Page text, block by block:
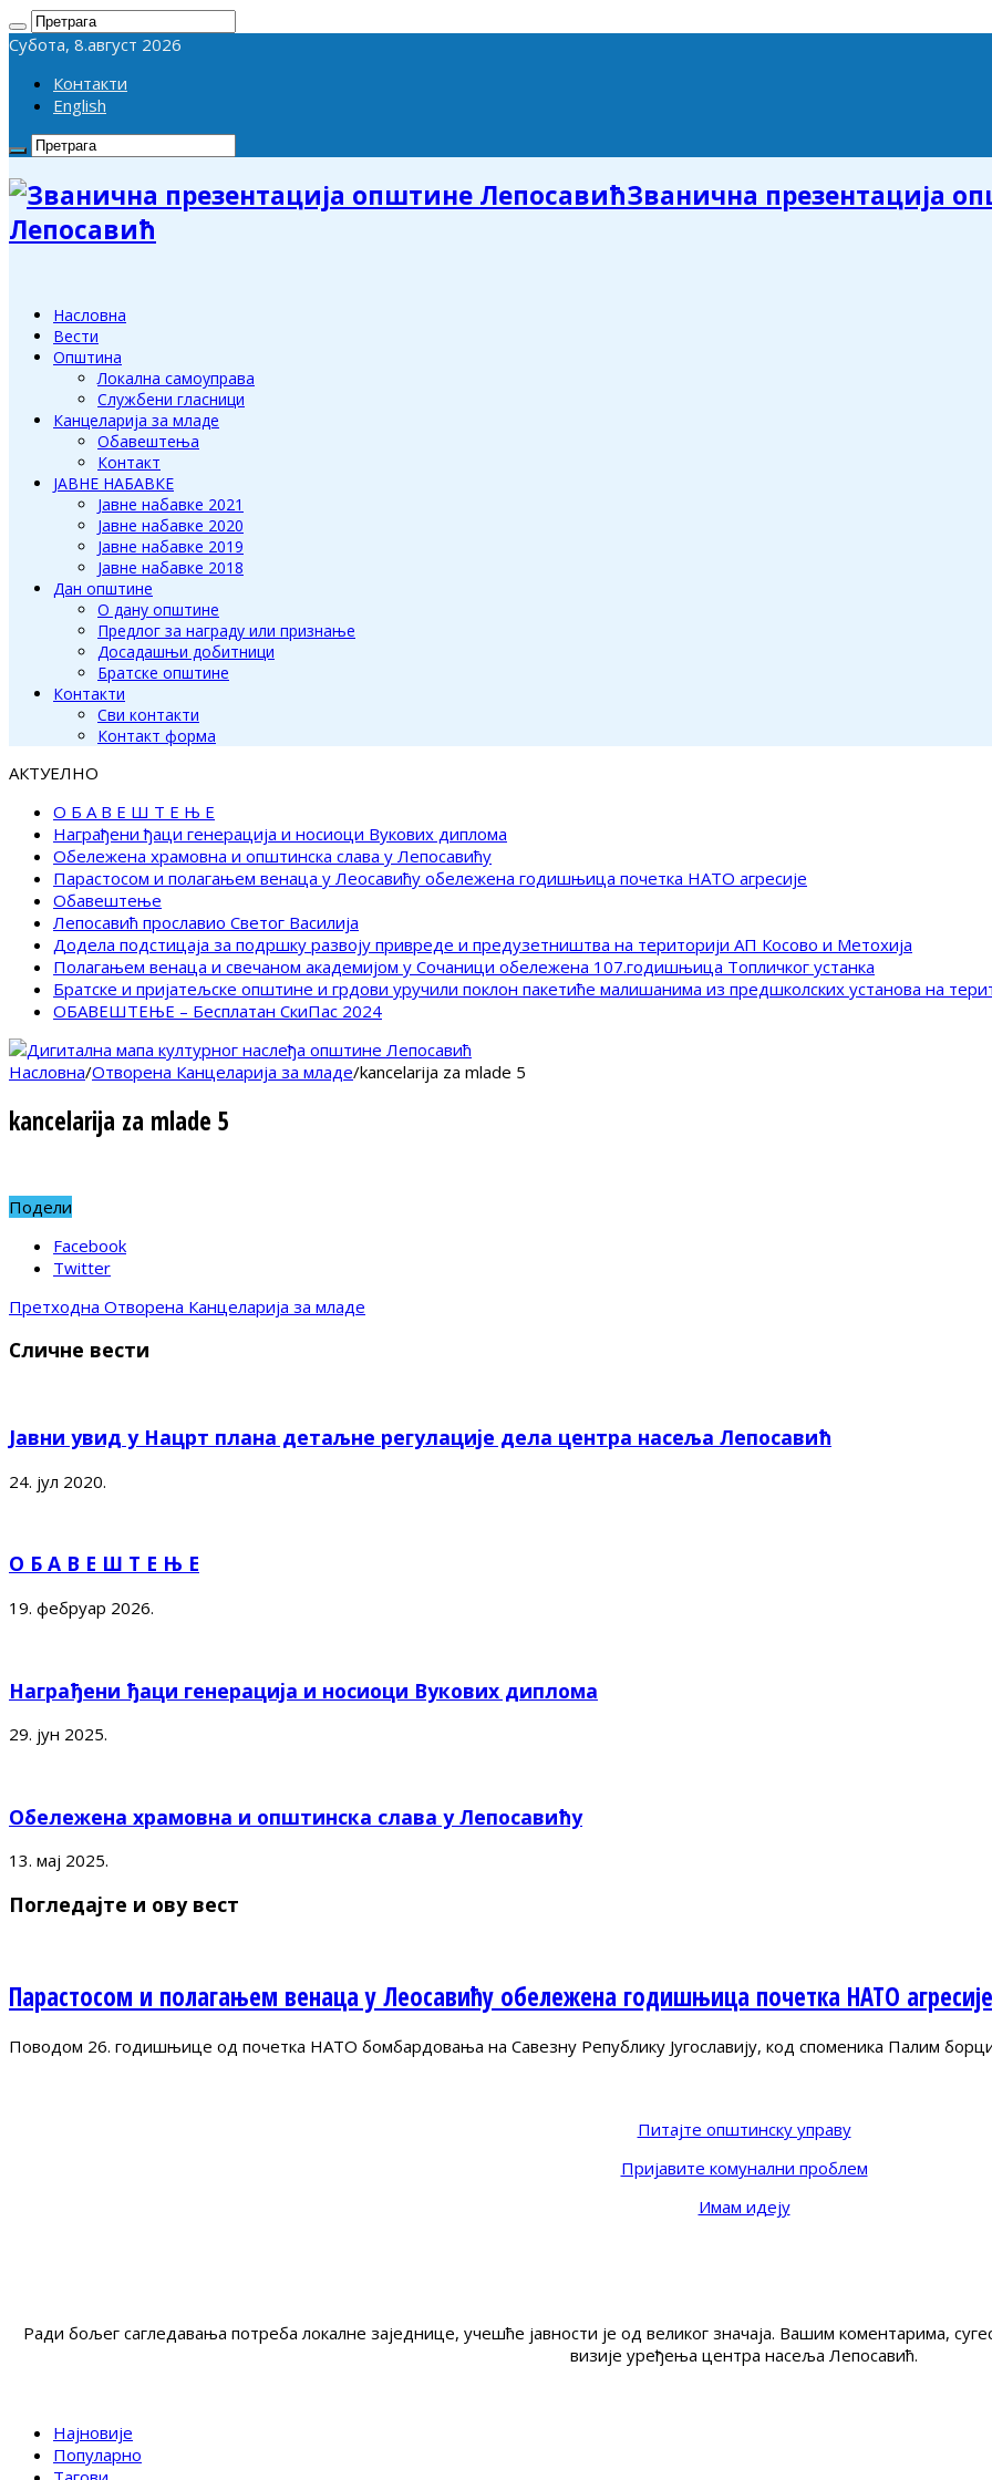
Субота, 8.август 2026
Контакти
English
Званична презентација
Лепосавић
Насловна
Вести
Општина
Локална самоуправа
Службени гласници
Канцеларија за младе
Обавештења
Контакт
ЈАВНЕ НАБАВКЕ
Јавне набавке 2021
Јавне набавке 2020
Јавне набавке 2019
Јавне набавке 2018
Дан општине
О дану општине
Предлог за награду или признање
Досадашњи добитници
Братске општине
Контакти
Сви контакти
Контакт форма
АКТУЕЛНО
О Б А В Е Ш Т Е Њ Е
Награђени ђаци генерација и носиоци Вукових диплома
Обележена храмовна и општинска слава у Лепосавићу
Парастосом и полагањем венаца у Леосавићу обележена годишњица почетка НАТО агресије
Обавештење
Лепосавић прославио Светог Василија
Додела подстицаја за подршку развоју привреде и предузетништва на територији АП Косово и Метохија
Полагањем венаца и свечаном академијом у Сочаници обележена 107.годишњица Топличког устанка
Братске и пријатељске општине и грдови уручили поклон пакетиће малишанима из предшколских установа на
ОБАВЕШТЕЊЕ – Бесплатан СкиПас 2024
Насловна/Отворена Канцеларија за младе/kancelarija za mlade 5
kancelarija za mlade 5
Подели
Facebook
Twitter
Претходна Отворена Канцеларија за младе
Сличне вести
Јавни увид у Нацрт плана детаљне регулације дела центра насеља Лепосавић
24. јул 2020.
О Б А В Е Ш Т Е Њ Е
19. фебруар 2026.
Награђени ђаци генерација и носиоци Вукових диплома
29. јун 2025.
Обележена храмовна и општинска слава у Лепосавићу
13. мај 2025.
Погледајте и ову вест
Парастосом и полагањем венаца у Леосавићу обележена годишњица почетка НАТО агресије
Поводом 26. годишњице од почетка НАТО бомбардовања на Савезну Републику Југославију, код споменика Палим
Питајте општинску управу
Пријавите комунални проблем
Имам идеју
Ради бољег сагледавања потреба локалне заједнице, учешће јавности је од великог значаја. Вашим коментарима,
визије уређења центра насеља Лепосавић.
Најновије
Популарно